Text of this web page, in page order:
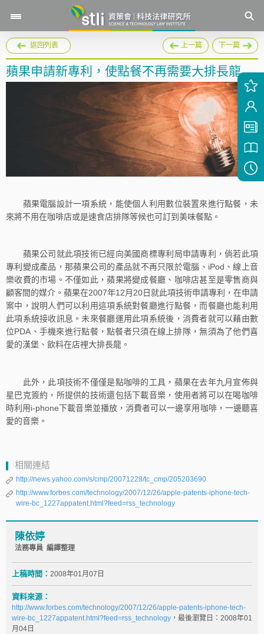
返回列表 上一篇 下一篇
蘋果申請新專利，使點餐不再需要大排長龍
蘋果電腦設計一項系統，能使個人利用數位裝置來進行點餐，未
來將不用在咖啡店或是速食店排隊等候也可訂到美味餐點。
蘋果公司就此項技術已經向美國商標專利局申請專利，倘若此項
專利變成產品，那蘋果公司的產品就不再只限於電腦、iPod、線上音
樂收費的市場。不僅如此，蘋果將變成餐廳、咖啡店甚至是零售商與
顧客間的媒介。蘋果在2007年12月20日就此項技術申請專利，在申請
案中，說明人們可以利用這項系統對餐廳進行點餐，而餐廳也能利用
此項系統接收訊息。未來餐廳運用此項系統後，消費者就可以藉由數
位PDA、手機來進行點餐，點餐者只須在線上排隊，無須為了他們喜
愛的漢堡、飲料在店裡大排長龍。
此外，此項技術不僅僅是點咖啡的工具，蘋果在去年九月宣佈與
星巴克簽約，所提供的技術還包括下載音樂，使用者將可以在喝咖啡
時利用i-phone下載音樂並播放，消費者可以一邊享用咖啡，一邊聽喜
愛的音樂。
相關連結
http://news.yahoo.com/s/cmp/20071228/tc_cmp/205203690
http://www.forbes.com/technology/2007/12/26/apple-patents-iphone-tech-
wire-bc_1227appatent.html?feed=rss_technology
陳依婷
法務專員 編譯整理
上稿時間： 2008年01月07日
資料來源：
http://www.forbes.com/technology/2007/12/26/apple-patents-iphone-tech-
wire-bc_1227appatent.html?feed=rss_technology ，最後瀏覽日：2008年01
月04日